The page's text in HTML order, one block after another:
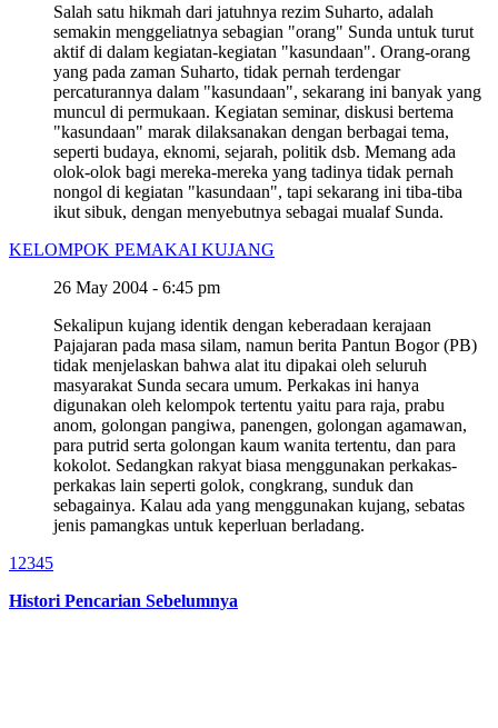
Salah satu hikmah dari jatuhnya rezim Suharto, adalah
semakin menggeliatnya sebagian "orang" Sunda untuk turut
aktif di dalam kegiatan-kegiatan "kasundaan". Orang-orang
yang pada zaman Suharto, tidak pernah terdengar
percaturannya dalam "kasundaan", sekarang ini banyak yang
muncul di permukaan. Kegiatan seminar, diskusi bertema
"kasundaan" marak dilaksanakan dengan berbagai tema,
seperti budaya, eknomi, sejarah, politik dsb. Memang ada
olok-olok bagi mereka-mereka yang tadinya tidak pernah
nongol di kegiatan "kasundaan", tapi sekarang ini tiba-tiba
ikut sibuk, dengan menyebutnya sebagai mualaf Sunda.
KELOMPOK PEMAKAI KUJANG
26 May 2004 - 6:45 pm
Sekalipun kujang identik dengan keberadaan kerajaan
Pajajaran pada masa silam, namun berita Pantun Bogor (PB)
tidak menjelaskan bahwa alat itu dipakai oleh seluruh
masyarakat Sunda secara umum. Perkakas ini hanya
digunakan oleh kelompok tertentu yaitu para raja, prabu
anom, golongan pangiwa, panengen, golongan agamawan,
para putrid serta golongan kaum wanita tertentu, dan para
kokolot. Sedangkan rakyat biasa menggunakan perkakas-
perkakas lain seperti golok, congkrang, sunduk dan
sebagainya. Kalau ada yang menggunakan kujang, sebatas
jenis pamangkas untuk keperluan berladang.
1 2345
Histori Pencarian Sebelumnya